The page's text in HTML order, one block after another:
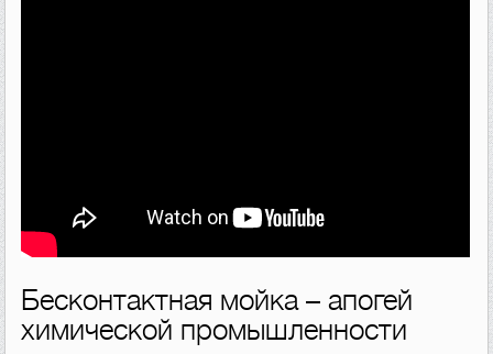
Бесконтактная мойка – апогей
химической промышленности